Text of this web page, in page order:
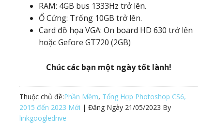
RAM: 4GB bus 1333Hz trở lên.
Ổ Cứng: Trống 10GB trở lên.
Card đồ họa VGA: On board HD 630 trở lên
hoặc Gefore GT720 (2GB)
Chúc các bạn một ngày tốt lành!
Thuộc chủ đề:Phần Mềm, Tổng Hợp Photoshop CS6,
2015 đến 2023 Mới | Đăng Ngày 21/05/2023 By
linkgoogledrive